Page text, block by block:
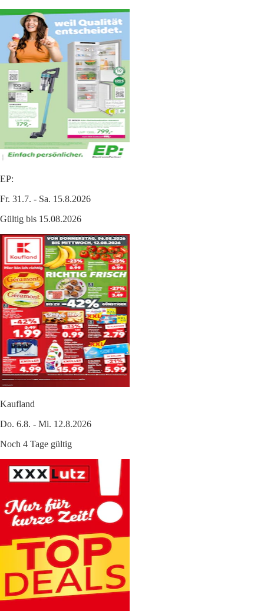
EP:
Fr. 31.7. - Sa. 15.8.2026
Gültig bis 15.08.2026
Kaufland
Do. 6.8. - Mi. 12.8.2026
Noch 4 Tage gültig